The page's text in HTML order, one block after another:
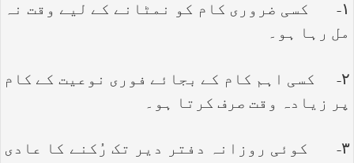
۱- کسی ضروری کام کو نمٹانے کے لیے وقت نہ
مل رہا ہو۔
۲- کسی اہم کام کے بجائے فوری نوعیت کے کام
پر زیادہ وقت صرف کرتا ہو۔
۳- کوئی روزانہ دفتر دیر تک رُکنے کا عادی